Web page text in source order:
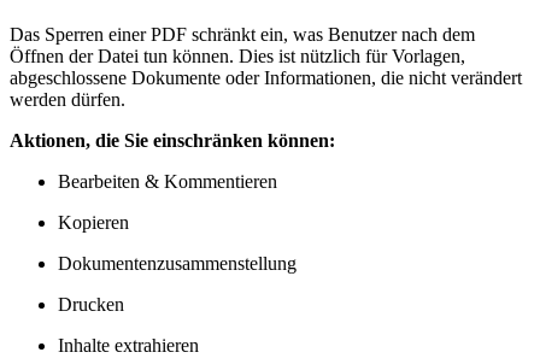
Das Sperren einer PDF schränkt ein, was Benutzer nach dem
Öffnen der Datei tun können. Dies ist nützlich für Vorlagen,
abgeschlossene Dokumente oder Informationen, die nicht verändert
werden dürfen.
Aktionen, die Sie einschränken können:
Bearbeiten & Kommentieren
Kopieren
Dokumentenzusammenstellung
Drucken
Inhalte extrahieren